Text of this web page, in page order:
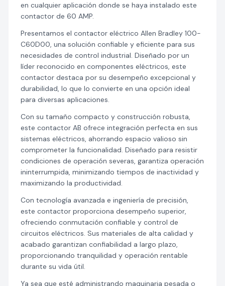
en cualquier aplicación donde se haya instalado este
contactor de 60 AMP.
Presentamos el contactor eléctrico Allen Bradley 100-
C60D00, una solución confiable y eficiente para sus
necesidades de control industrial. Diseñado por un
líder reconocido en componentes eléctricos, este
contactor destaca por su desempeño excepcional y
durabilidad, lo que lo convierte en una opción ideal
para diversas aplicaciones.
Con su tamaño compacto y construcción robusta,
este contactor AB ofrece integración perfecta en sus
sistemas eléctricos, ahorrando espacio valioso sin
comprometer la funcionalidad. Diseñado para resistir
condiciones de operación severas, garantiza operación
ininterrumpida, minimizando tiempos de inactividad y
maximizando la productividad.
Con tecnología avanzada e ingeniería de precisión,
este contactor proporciona desempeño superior,
ofreciendo conmutación confiable y control de
circuitos eléctricos. Sus materiales de alta calidad y
acabado garantizan confiabilidad a largo plazo,
proporcionando tranquilidad y operación rentable
durante su vida útil.
Ya sea que esté administrando maquinaria pesada o